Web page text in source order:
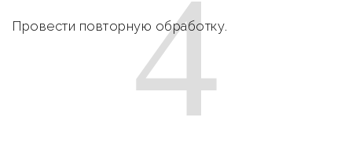
4
Провести повторную обработку.